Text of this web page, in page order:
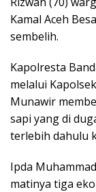
Kamal Aceh
sembelih.
Kapolresta
melalui
Munawir
sapi yang di
terlebih dahulu
Ipda
matinya tiga